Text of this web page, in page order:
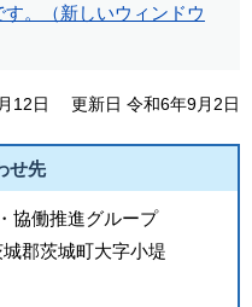
。（新しいウィンドウ
12日 更新日 令和6年9月2日
せ先
協働推進グループ
郡茨城町大字小堤